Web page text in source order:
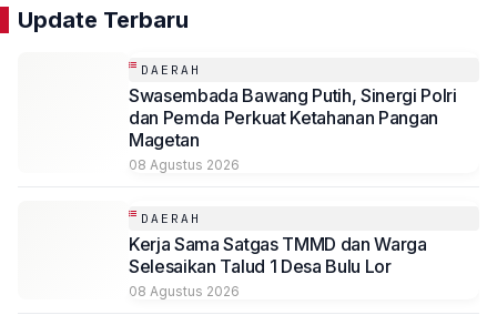
Update Terbaru
DAERAH
Swasembada Bawang Putih, Sinergi Polri
dan Pemda Perkuat Ketahanan Pangan
Magetan
08 Agustus 2026
DAERAH
Kerja Sama Satgas TMMD dan Warga
Selesaikan Talud 1 Desa Bulu Lor
08 Agustus 2026